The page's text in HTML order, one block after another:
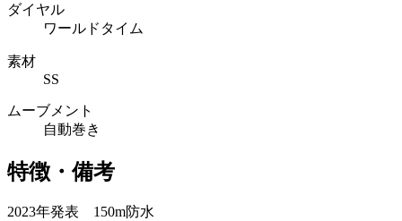
ダイヤル
ワールドタイム
素材
SS
ムーブメント
自動巻き
特徴・備考
2023年発表 150m防水